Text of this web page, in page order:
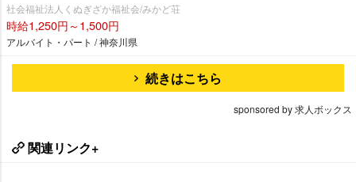
社会福祉法人くぬぎざか福祉会/みかど荘
時給1,250円～1,500円
アルバイト・パート / 神奈川県
続きはこちら
sponsored by 求人ボックス
関連リンク+